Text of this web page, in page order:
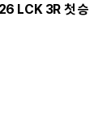
LCK 3R 첫 승